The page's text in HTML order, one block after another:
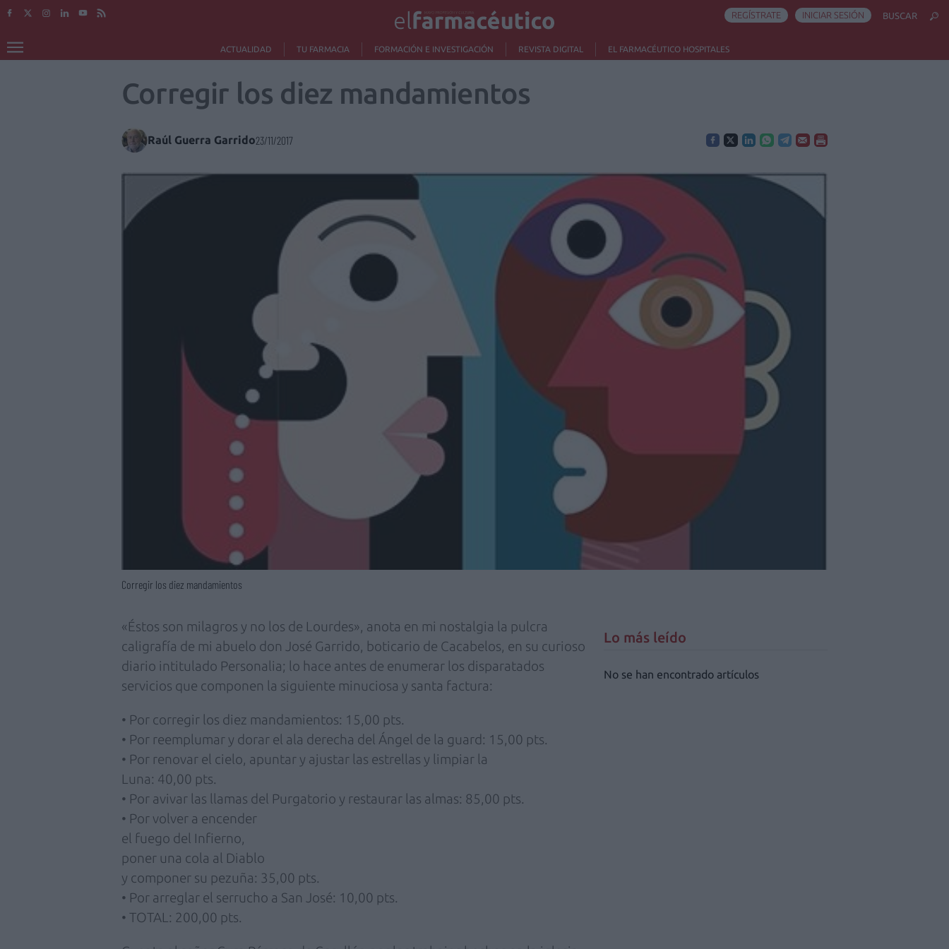
ACTUALIDAD TU FARMACIA FORMACIÓN E INVESTIGACIÓN REVISTA DIGITAL EL FARMACÉUTICO HOSPITALES
REGÍSTRATE INICIAR SESIÓN BUSCAR
Corregir los diez mandamientos
Raúl Guerra Garrido23/11/2017
Corregir los diez mandamientos
«Éstos son milagros y no los de Lourdes», anota en mi nostalgia la pulcra
caligrafía de mi abuelo don José Garrido, boticario de Cacabelos, en su curioso
diario intitulado Personalia; lo hace antes de enumerar los disparatados
servicios que componen la siguiente minuciosa y santa factura:
• Por corregir los diez mandamientos: 15,00 pts.
• Por reemplumar y dorar el ala derecha del Ángel de la guard: 15,00 pts.
• Por renovar el cielo, apuntar y ajustar las estrellas y limpiar la
Luna: 40,00 pts.
• Por avivar las llamas del Purgatorio y restaurar las almas: 85,00 pts.
• Por volver a encender
el fuego del Infierno,
poner una cola al Diablo
y componer su pezuña: 35,00 pts.
• Por arreglar el serrucho a San José: 10,00 pts.
• TOTAL: 200,00 pts.
Lo más leído
No se han encontrado artículos